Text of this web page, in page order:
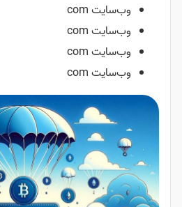
وب‌سایت com
وب‌سایت com
وب‌سایت com
وب‌سایت com